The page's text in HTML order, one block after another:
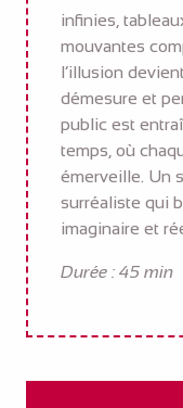
infinies,
mouvantes
l’illusion
démesure et
public est
temps, où
émerveille. Un
surréaliste qui
imaginaire et
Durée : 45 min